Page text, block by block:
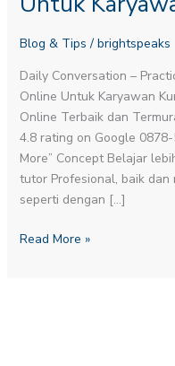
Blog & Tips / brightspeaks
Daily Conversation –
Online Untuk Karyawan
Online Terbaik dan
4.8 rating on Google
More” Concept Belajar
tutor Profesional, baik dan
seperti dengan […]
Untuk
Online
Termurah
Read More »